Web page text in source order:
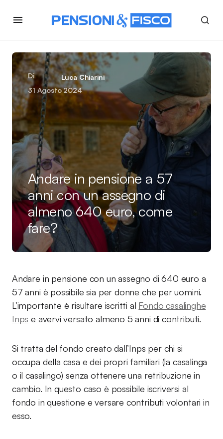
Di
Luca Chiarini
31 Agosto 2024
Andare in pensione a 57
anni con un assegno di
almeno 640 euro, come
fare?
Andare in pensione con un assegno di 640 euro a
57 anni è possibile sia per donne che per uomini.
L’importante è risultare iscritti al Fondo casalinghe
Inps e avervi versato almeno 5 anni di contributi.
Si tratta del fondo creato dall’Inps per chi si
occupa della casa e dei propri familiari (la casalinga
o il casalingo) senza ottenere una retribuzione in
cambio. In questo caso è possibile iscriversi al
fondo in questione e versare contributi volontari in
esso.